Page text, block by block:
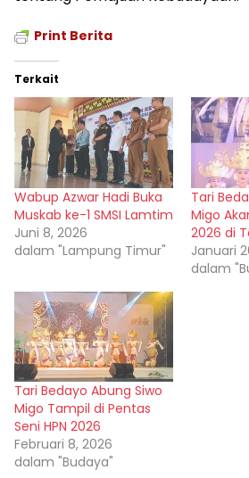
Print Berita
Terkait
Wabup Azwar Hadi Buka
Muskab ke-1 SMSI Lamtim
Juni 8, 2026
dalam "Lampung Timur"
Tari
Migo
2026 di
Januari
dalam
Tari Bedayo Abung Siwo
Migo Tampil di Pentas
Seni HPN 2026
Februari 8, 2026
dalam "Budaya"